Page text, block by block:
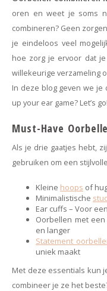
Threader oorbellen
Statement oorbellen
Strass oorbellen
Ear Cuffs
Suspender oorbellen
Bedels
Sieraden met bloemen
Moon & Stars
Chains
Minimalism
Festival style
Sieradentrends 2025
Haarspelden strik
oren en weet je soms
combineren? Geen
je eindeloos veel
hoe zorg je ervoor dat
willekeurige verzameling
In deze blog geven we je
up your ear game? Let’s go!
Must-Have
Als je drie gaatjes hebt,
gebruiken om een
Kleine hoops of
Minimalistische
Ear cuffs – Voor
Oorbellen met
en langer
Statement
uniek maakt
Met deze essentials kun
combineer je ze het